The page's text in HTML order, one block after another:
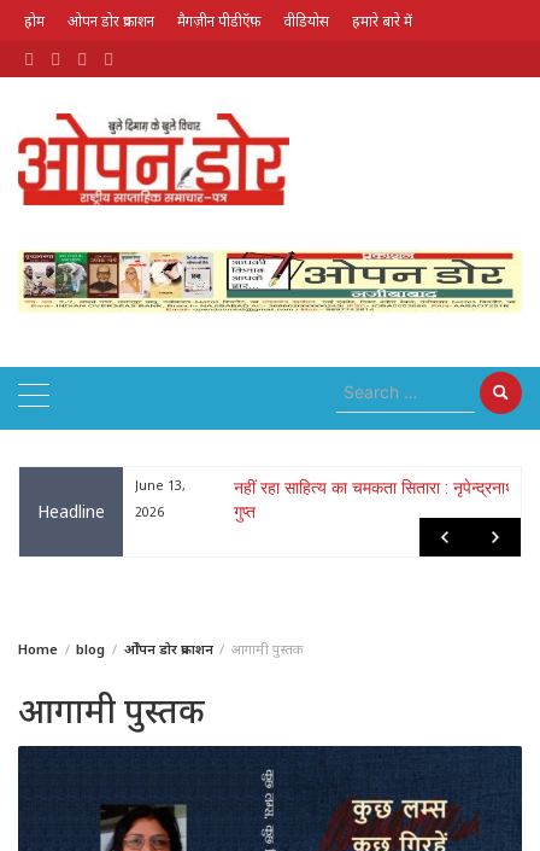
होम ओपन डोर प्रकाशन मैगज़ीन पीडीऍफ़ वीडियोस हमारे बारे में
Headline
June 13,
2026
नहीं रहा साहित्य का चमकता सितारा : नृपेन्द्रनाथ
गुप्त
Home blog ओेपन डोर प्रकाशन आगामी पुस्तक
आगामी पुस्तक